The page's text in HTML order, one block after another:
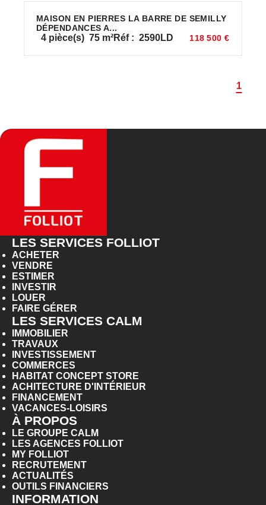
MAISON EN PIERRES LA BARRE DE SEMILLY
DÉPENDANCES A...
4 pièce(s) 75 m²Réf : 2590LD 118 500 €
1
LES SERVICES FOLLIOT
ACHETER
VENDRE
ESTIMER
INVESTIR
LOUER
FAIRE GÉRER
LES SERVICES CALM
IMMOBILIER
TRAVAUX
INVESTISSEMENT
COMMERCES
HABITAT CONCEPT STORE
ACHITECTURE D'INTÉRIEUR
FINANCEMENT
VACANCES-LOISIRS
À PROPOS
LE GROUPE CALM
LES AGENCES FOLLIOT
MY FOLLIOT
RECRUTEMENT
ACTUALITÉS
OUTILS FINANCIERS
INFORMATION